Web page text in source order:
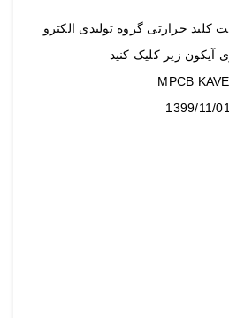
حرارتی گروه تولیدی الکترو
آیکون زیر کلیک کنید
MPCB
1399/11/01